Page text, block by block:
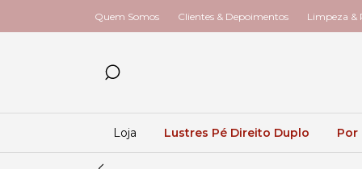
Quem Somos Clientes & Depoimentos Limpeza &
Loja Lustres Pé Direito Duplo Por